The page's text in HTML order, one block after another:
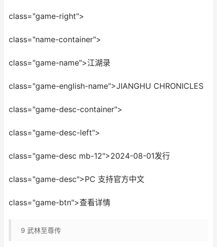
class="game-right">
class="name-container">
class="game-name">江湖录
class="game-english-name">JIANGHU CHRONICLES
class="game-desc-container">
class="game-desc-left">
class="game-desc mb-12">2024-08-01发行
class="game-desc">PC 支持官方中文
class="game-btn">查看详情
9 武林至尊传